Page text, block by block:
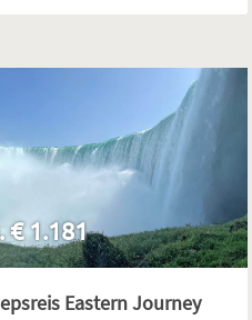
€ 1.181
Eastern Journey